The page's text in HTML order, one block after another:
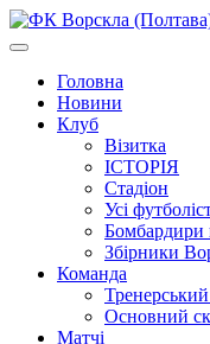
Головна
Новини
Клуб
Візитка
ІСТОРІЯ
Стадіон
Усі
Бомбардири
Збірники
Команда
Основний
Матчі